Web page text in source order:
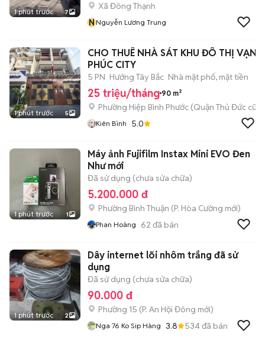
1 phút trước 7
Xã Đông Thạnh
NNguyễn Lương Trung
1 phút trước 5
CHO THUÊ NHÀ SÁT KHU ĐÔ THỊ VẠN
PHÚC CITY
5 PN Hướng Tây Bắc Nhà mặt phố, mặt tiền
25 triệu/tháng 90 m²
Phường Hiệp Bình Phước (Quận Thủ Đức cũ)
Kiên Bình 5.0
1 phút trước 1
Máy ảnh Fujifilm Instax Mini EVO Đen
Như mới
Đã sử dụng (chưa sửa chữa)
5.200.000 đ
Phường Bình Thuận (P. Hòa Cường mới)
Phan Hoàng 62 đã bán
1 phút trước 2
Dây internet lõi nhôm trắng đã sử
dụng
Đã sử dụng (chưa sửa chữa)
90.000 đ
Phường 15 (P. An Hội Đông mới)
Nga 76 Ko Sip Hàng 3.8 534đã bán